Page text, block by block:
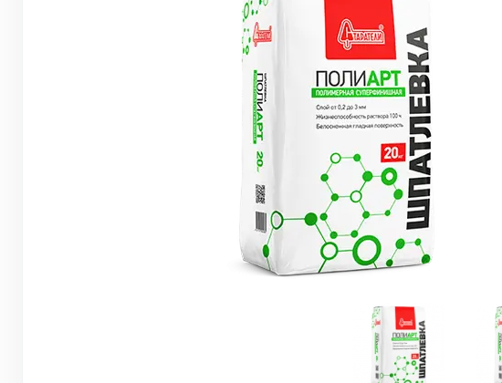
Грунтовки, ПВА, спец. растворы
Герметики, жидкие гвозди, пена